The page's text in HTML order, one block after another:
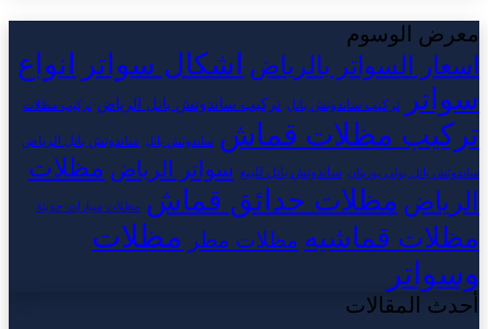
معرض الوسوم
اسعار السواتر بالرياض اشكال سواتر
انواع
سواتر
تركيب ساندوتش بانل تركيب ساندوتش بانل الرياض تركيب مظلات
تركيب مظلات قماش ساندوتش بانل ساندوتش بانل الرياض
ساندوتش بانل بولي يوريثان ساندوتش بانل للبيع سواتر الرياض مظلات
الرياض مظلات حدائق قماش مظلات سيارات حديثة
مظلات قماشيه مظلات مطر مظلات
وسواتر
أحدث المقالات